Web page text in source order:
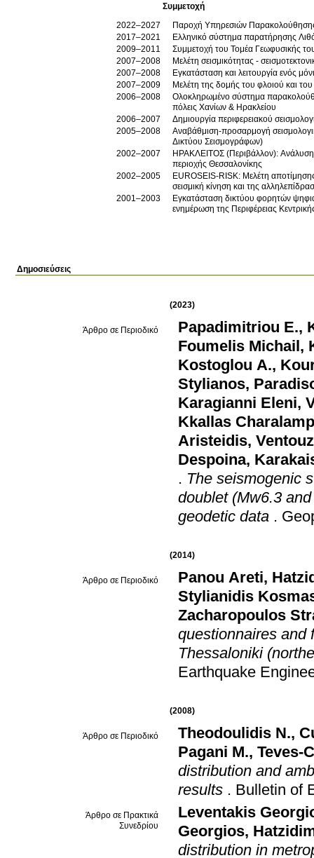
Συμμετοχή
2022–2027
Παροχή Υπηρεσιών Παρακολούθησης
2017–2021
Ελληνικό σύστημα παρατήρησης
2009–2011
Συμμετοχή του Τομέα Γεωφυσικής
2007–2008
Μελέτη σεισμικότητας -
2007–2008
Εγκατάσταση και λειτουργία ενός
2007–2009
Μελέτη της δομής του φλοιού και
2006–2008
Ολοκληρωμένο σύστημα
πόλεις Χανίων & Ηρακλείου
2006–2007
Δημιουργία περιφερειακού
2005–2008
Αναβάθμιση-προσαρμογή
Δικτύου Σεισμογράφων)
2002–2007
ΗΡΑΚΛΕΙΤΟΣ (Περιβάλλον): Ανάλυση
περιοχής Θεσσαλονίκης
2002–2005
EUROSEIS-RISK: Μελέτη
σεισμική κίνηση και της
2001–2003
Εγκατάσταση δικτύου φορητών
ενημέρωση της Περιφέρειας
Δημοσιεύσεις
(2023)
Άρθρο σε Περιοδικό Papadimitriou E.,
Foumelis Michail ,
Kostoglou A.,
Stylianos,
Karagianni Eleni,
Kkallas
Aristeidis,
Despoina,
. The seismogenic
doublet (Mw6.3
geodetic data .
(2014)
Άρθρο σε Περιοδικό Panou Areti,
Stylianidis
Zacharopoulos
questionnaires and
Thessaloniki
Earthquake
(2008)
Άρθρο σε Περιοδικό Theodoulidis N.,
Pagani M., Teves-
distribution and
results . Bulletin of
Άρθρο σε Πρακτικά
Συνεδρίου
Leventakis
Georgios,
distribution in